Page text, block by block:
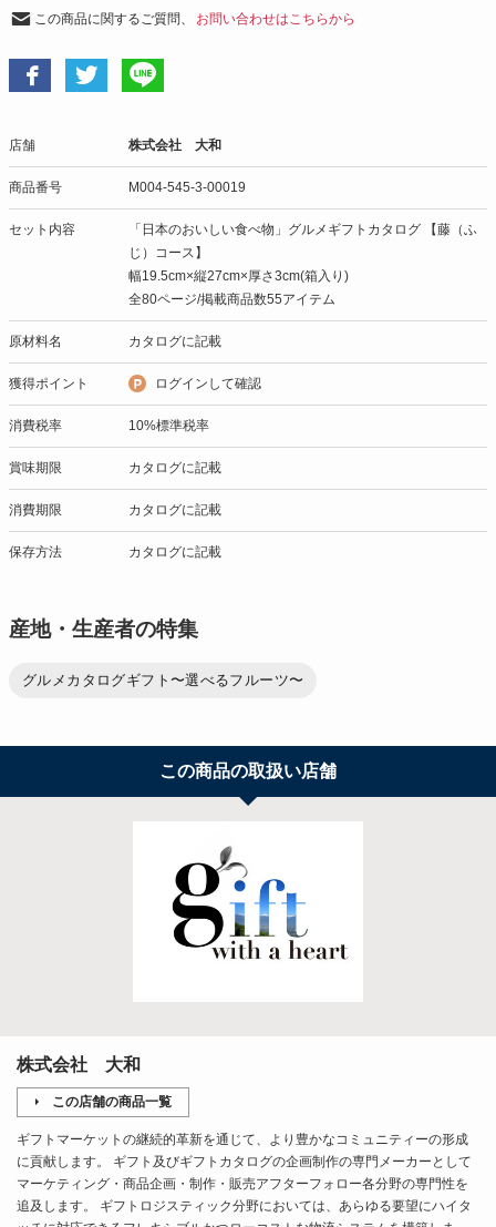
この商品に関するご質問、 お問い合わせはこちらから
店舗 株式会社 大和
商品番号 M004-545-3-00019
セット内容
「日本のおいしい食べ物」グルメギフトカタログ 【藤（ふ
じ）コース】
幅19.5cm×縦27cm×厚さ3cm(箱入り)
全80ページ/掲載商品数55アイテム
原材料名 カタログに記載
獲得ポイント ログインして確認
消費税率 10%標準税率
賞味期限 カタログに記載
消費期限 カタログに記載
保存方法 カタログに記載
産地・生産者の特集
グルメカタログギフト〜選べるフルーツ〜
この商品の取扱い店舗
株式会社 大和
この店舗の商品一覧
ギフトマーケットの継続的革新を通じて、より豊かなコミュニティーの形成
に貢献します。 ギフト及びギフトカタログの企画制作の専門メーカーとして
マーケティング・商品企画・制作・販売アフターフォロー各分野の専門性を
追及します。 ギフトロジスティック分野においては、あらゆる要望にハイタ